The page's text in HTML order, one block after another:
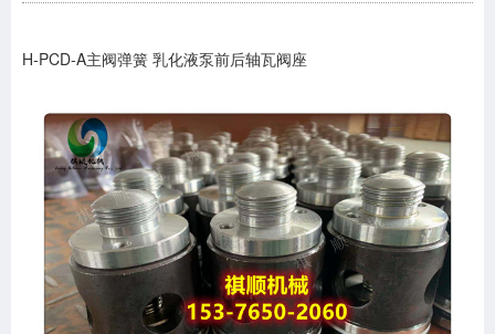
H-PCD-A主阀弹簧 乳化液泵前后轴瓦阀座